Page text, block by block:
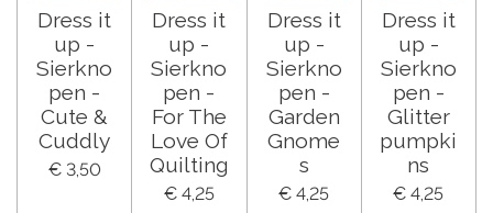
Dress it
up -
Sierkno
pen -
Cute &
Cuddly
€ 3,50
Dress it
up -
Sierkno
pen -
For The
Love Of
Quilting
€ 4,25
Dress it
up -
Sierkno
pen -
Garden
Gnome
s
€ 4,25
Dress it
up -
Sierkno
pen -
Glitter
pumpki
ns
€ 4,25